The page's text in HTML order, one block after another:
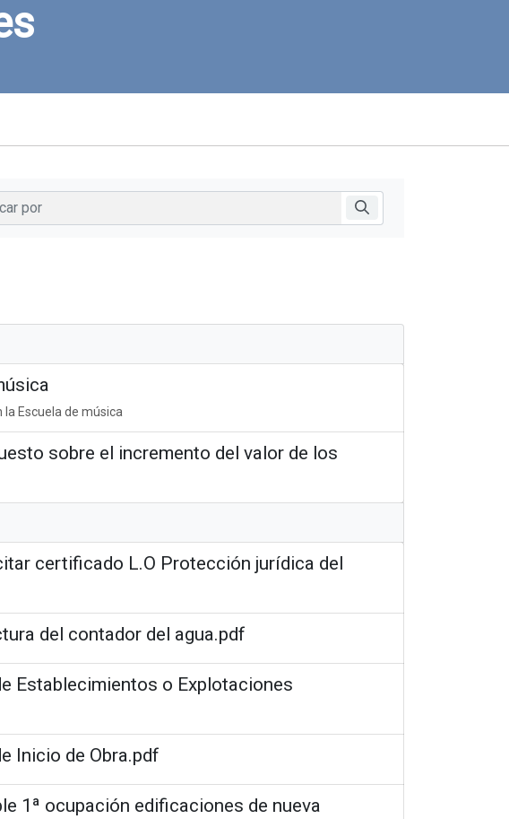
la Escuela de música
sobre el incremento del valor de los
certificado L.O Protección jurídica del
del contador del agua.pdf
Establecimientos o Explotaciones
Inicio de Obra.pdf
1ª ocupación edificaciones de nueva